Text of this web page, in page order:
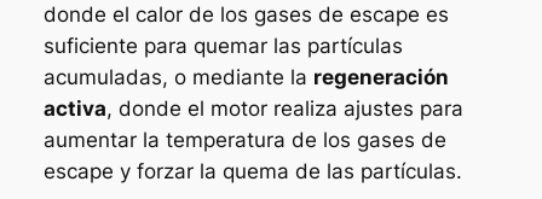
donde el calor de los gases de escape es
suficiente para quemar las partículas
acumuladas, o mediante la regeneración
activa, donde el motor realiza ajustes para
aumentar la temperatura de los gases de
escape y forzar la quema de las partículas.